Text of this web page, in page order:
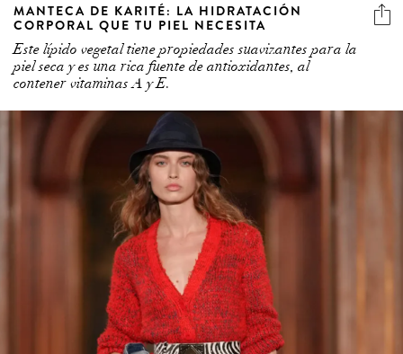
MANTECA DE KARITÉ: LA HIDRATACIÓN
CORPORAL QUE TU PIEL NECESITA
Este lípido vegetal tiene propiedades suavizantes para la
piel seca y es una rica fuente de antioxidantes, al
contener vitaminas A y E.